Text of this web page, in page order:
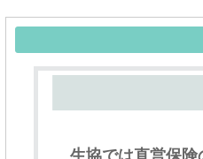
生協では直営保険